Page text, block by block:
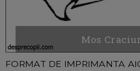
Mos
FORMAT DE IMPRIMANTA